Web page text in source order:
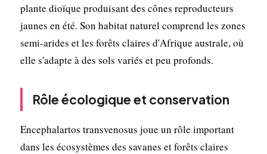
plante dioïque produisant des cônes reproducteurs
jaunes en été. Son habitat naturel comprend les zones
semi-arides et les forêts claires d'Afrique australe, où
elle s'adapte à des sols variés et peu profonds.
Rôle écologique et conservation
Encephalartos transvenosus joue un rôle important
dans les écosystèmes des savanes et forêts claires